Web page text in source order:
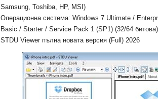
Samsung, Toshiba, HP, MSI)
Операционна система: Windows 7 Ultimate /
Basic / Starter / Service Pack 1 (SP1) (32/64
STDU Viewer пълна новата версия (Full) 2026